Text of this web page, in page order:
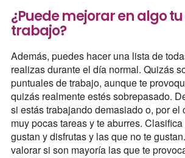
¿Puede mejorar en algo
trabajo?
Además, puedes hacer una lista de
realizas durante el día normal. Quizás
puntuales de trabajo, aunque te
quizás realmente estés sobrepasado.
si estás trabajando demasiado o, por el
muy pocas tareas y te aburres.
gustan y disfrutas y las que no te
valorar si son mayoría las que te